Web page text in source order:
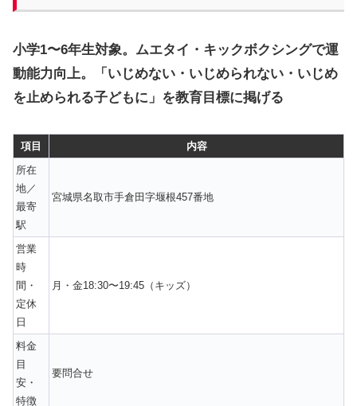
小学1〜6年生対象。ムエタイ・キックボクシングで運
動能力向上。「いじめない・いじめられない・いじめ
を止められる子どもに」を教育目標に掲げる
項目
内容
所在
地／
最寄
駅
宮城県名取市手倉田字堰根457番地
営業
時
間・
定休
日
月・金18:30〜19:45（キッズ）
料金
目
安・
特徴
要問合せ